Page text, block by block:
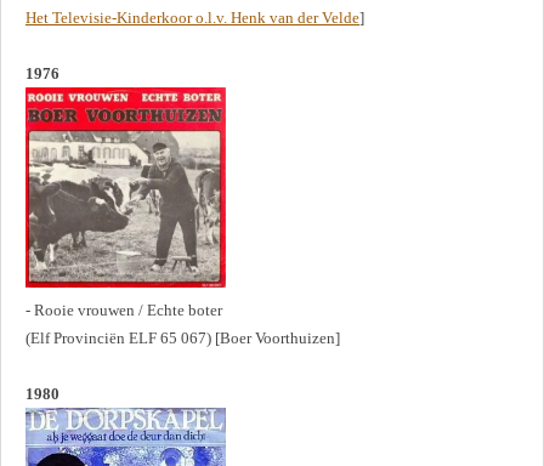
Het Televisie-Kinderkoor o.l.v. Henk van der Velde]
1976
- Rooie vrouwen / Echte boter
(Elf Provinciën ELF 65 067) [Boer Voorthuizen]
1980